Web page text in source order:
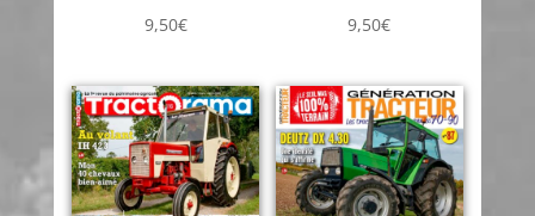
9,50€ 9,50€